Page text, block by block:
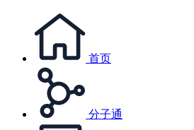
首页
分子通